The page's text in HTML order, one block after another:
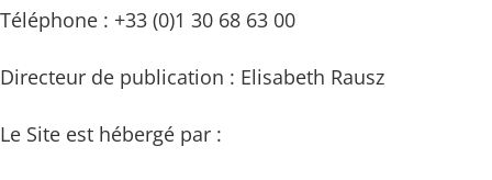
Téléphone : +33 (0)1 30 68 63 00
Directeur de publication : Elisabeth Rausz
Le Site est hébergé par :